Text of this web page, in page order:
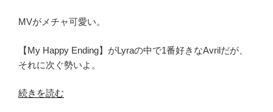
MVがメチャ可愛い。
【My Happy Ending】がLyraの中で1番好きなAvrilだが、
それに次ぐ勢いよ。
“【Avril
続きを読む